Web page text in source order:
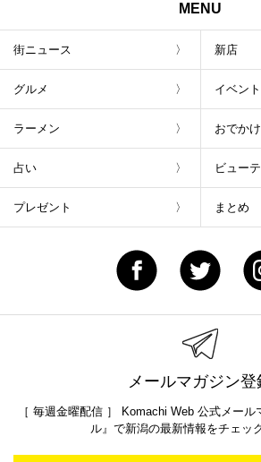
MENU
街ニュース 新店
グルメ イベント
ラーメン おでかけ
占い ビュー
プレゼント まとめ
メールマガジン登
［ 毎週金曜配信 ］ Komachi Web 公式メー
ル』で新潟の最新情報をチェッ